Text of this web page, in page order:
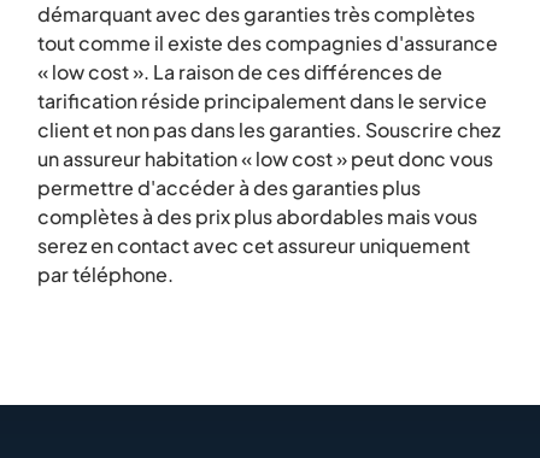
démarquant avec des garanties très complètes
tout comme il existe des compagnies d'assurance
« low cost ». La raison de ces différences de
tarification réside principalement dans le service
client et non pas dans les garanties. Souscrire chez
un assureur habitation « low cost » peut donc vous
permettre d'accéder à des garanties plus
complètes à des prix plus abordables mais vous
serez en contact avec cet assureur uniquement
par téléphone.